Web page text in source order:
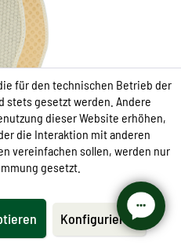
espacial para máxima
a los cambios de
temperatura en el zapato y
de la temperatura
probadas en el espacio
calor corporal y regresan
Sohle
für den technischen Betrieb der
stets gesetzt werden. Andere
dieser Website erhöhen,
die Interaktion mit anderen
vereinfachen sollen, werden nur
gesetzt.
Konfigurieren